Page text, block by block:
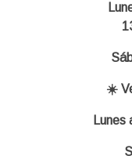
☀️
Lunes